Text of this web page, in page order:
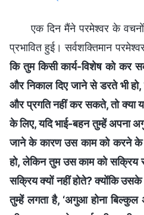
एक दिन मैंने परमेश्वर के
प्रभावित हुई। सर्वशक्तिमान
कि तुम किसी कार्य-विशेष को कर
और निकाल दिए जाने से डरते भी
और प्रगति नहीं कर सकते, तो क्या
के लिए, यदि भाई-बहन तुम्हें अपना
जाने के कारण उस काम को करने के
हो, लेकिन तुम उस काम को सक्रिय
सक्रिय क्यों नहीं होते? क्योंकि उसके
तुम्हें लगता है, ‘अगुआ होना बिल्कुल